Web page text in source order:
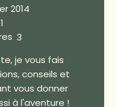
2014
1
3
je vous fais
conseils et
vous donner
à l'aventure !